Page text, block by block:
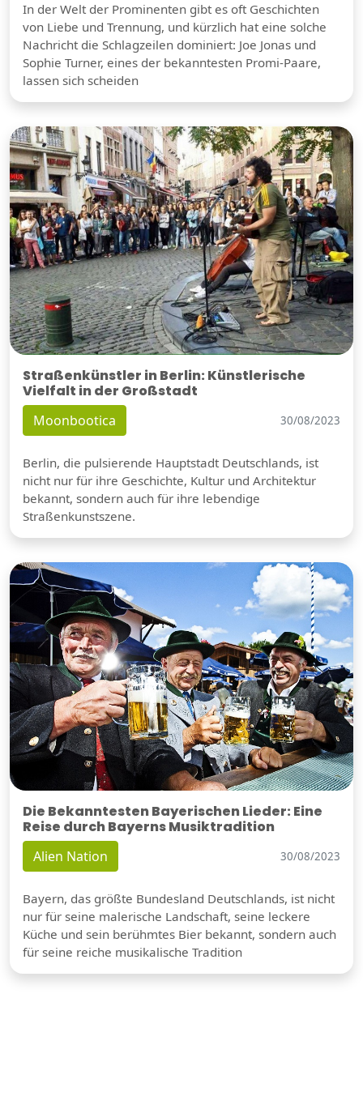
In der Welt der Prominenten gibt es oft Geschichten
von Liebe und Trennung, und kürzlich hat eine solche
Nachricht die Schlagzeilen dominiert: Joe Jonas und
Sophie Turner, eines der bekanntesten Promi-Paare,
lassen sich scheiden
Straßenkünstler in Berlin: Künstlerische
Vielfalt in der Großstadt
Moonbootica 30/08/2023
Berlin, die pulsierende Hauptstadt Deutschlands, ist
nicht nur für ihre Geschichte, Kultur und Architektur
bekannt, sondern auch für ihre lebendige
Straßenkunstszene.
Die Bekanntesten Bayerischen Lieder: Eine
Reise durch Bayerns Musiktradition
Alien Nation 30/08/2023
Bayern, das größte Bundesland Deutschlands, ist nicht
nur für seine malerische Landschaft, seine leckere
Küche und sein berühmtes Bier bekannt, sondern auch
für seine reiche musikalische Tradition